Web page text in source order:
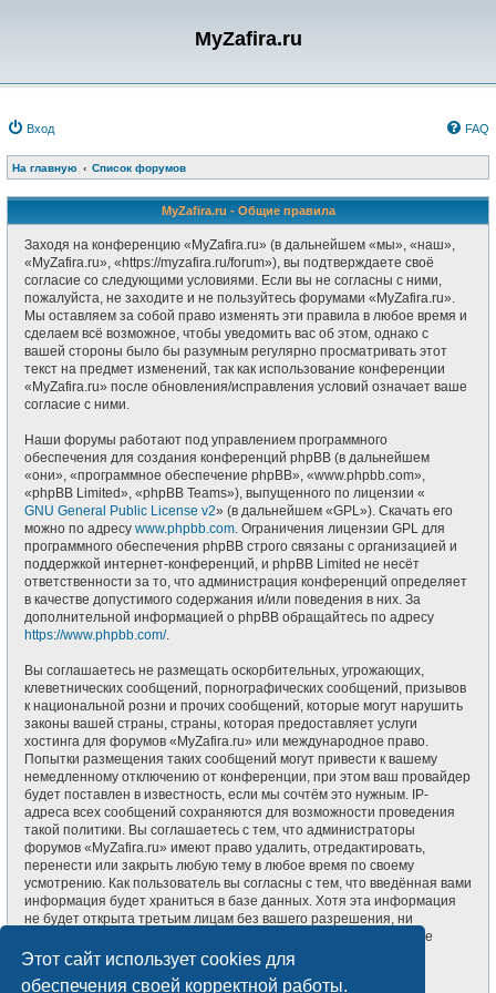
Этот сайт использует cookies для
обеспечения своей корректной работы.
MyZafira.ru
Вход FAQ
На главную Список форумов
MyZafira.ru - Общие правила
Заходя на конференцию «MyZafira.ru» (в дальнейшем «мы», «наш»,
«MyZafira.ru», «https://myzafira.ru/forum»), вы подтверждаете своё
согласие со следующими условиями. Если вы не согласны с ними,
пожалуйста, не заходите и не пользуйтесь форумами «MyZafira.ru».
Мы оставляем за собой право изменять эти правила в любое время и
сделаем всё возможное, чтобы уведомить вас об этом, однако с
вашей стороны было бы разумным регулярно просматривать этот
текст на предмет изменений, так как использование конференции
«MyZafira.ru» после обновления/исправления условий означает ваше
согласие с ними.
Наши форумы работают под управлением программного
обеспечения для создания конференций phpBB (в дальнейшем
«они», «программное обеспечение phpBB», «www.phpbb.com»,
«phpBB Limited», «phpBB Teams»), выпущенного по лицензии «
GNU General Public License v2» (в дальнейшем «GPL»). Скачать его
можно по адресу www.phpbb.com. Ограничения лицензии GPL для
программного обеспечения phpBB строго связаны с организацией и
поддержкой интернет-конференций, и phpBB Limited не несёт
ответственности за то, что администрация конференций определяет
в качестве допустимого содержания и/или поведения в них. За
дополнительной информацией о phpBB обращайтесь по адресу
https://www.phpbb.com/.
Вы соглашаетесь не размещать оскорбительных, угрожающих,
клеветнических сообщений, порнографических сообщений, призывов
к национальной розни и прочих сообщений, которые могут нарушить
законы вашей страны, страны, которая предоставляет услуги
хостинга для форумов «MyZafira.ru» или международное право.
Попытки размещения таких сообщений могут привести к вашему
немедленному отключению от конференции, при этом ваш провайдер
будет поставлен в известность, если мы сочтём это нужным. IP-
адреса всех сообщений сохраняются для возможности проведения
такой политики. Вы соглашаетесь с тем, что администраторы
форумов «MyZafira.ru» имеют право удалить, отредактировать,
перенести или закрыть любую тему в любое время по своему
усмотрению. Как пользователь вы согласны с тем, что введённая вами
информация будет храниться в базе данных. Хотя эта информация
не будет открыта третьим лицам без вашего разрешения, ни
администрация конференции «MyZafira.ru», ни phpBB Limited не
может быть ответственна за действия хакеров, которые могут
привести к несанкционированному доступу к ней.